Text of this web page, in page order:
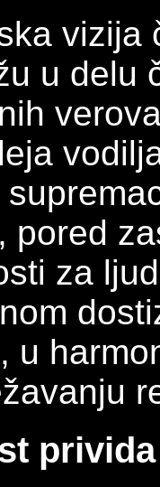
vizija
u delu
pored
za
u
privida